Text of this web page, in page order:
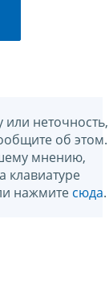
или неточность,
об этом.
мнению,
клавиатуре
нажмите сюда.